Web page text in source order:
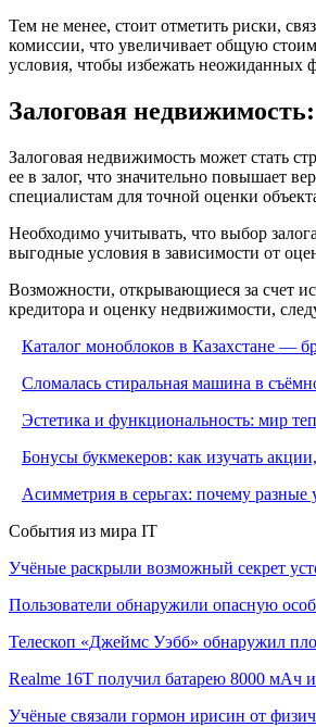
Тем не менее, стоит отметить риски,
комиссии, что увеличивает общую
условия, чтобы избежать неожиданных
Залоговая
Залоговая недвижимость может стать
ее в залог, что значительно повышает
специалистам для точной оценки
Необходимо учитывать, что выбор
выгодные условия в зависимости от
Возможности, открывающиеся за счет
кредитора и оценку недвижимости,
Каталог моноблоков в Казахстане —
Сломалась стиральная машина в
Эстетика и функциональность: мир
Бонусы букмекеров: как изучать
Асимметрия в серьгах: почему разные
События из мира IT
Учёные раскрыли возможный секрет
Пользователи обнаружили опасную
Телескоп «Джеймс Уэбб» обнаружил
Realme 16T получил батарею 8000 мАч
Учёные связали гормон ирисин от